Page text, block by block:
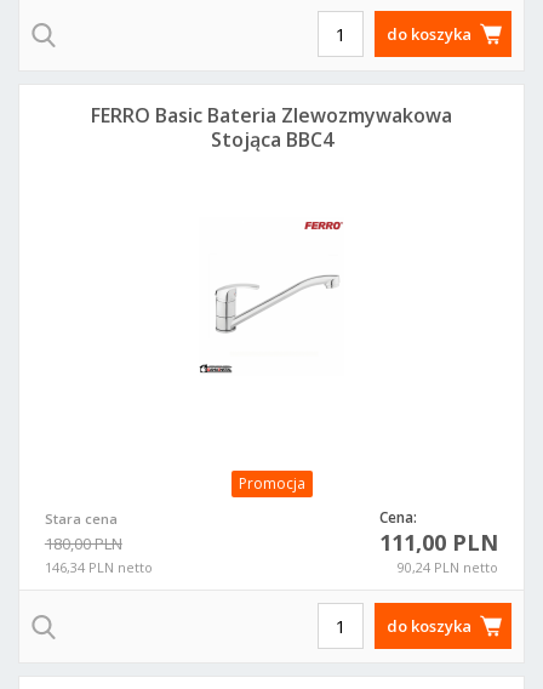
do koszyka
Promocja
Stara cena
180,00 PLN
146,34 PLN netto
Cena:
111,00 PLN
90,24 PLN netto
FERRO Basic Bateria Zlewozmywakowa
Stojąca BBC4
do koszyka